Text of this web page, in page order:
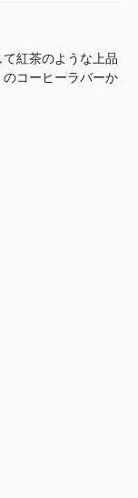
紅茶のような上品
コーヒーラバーか